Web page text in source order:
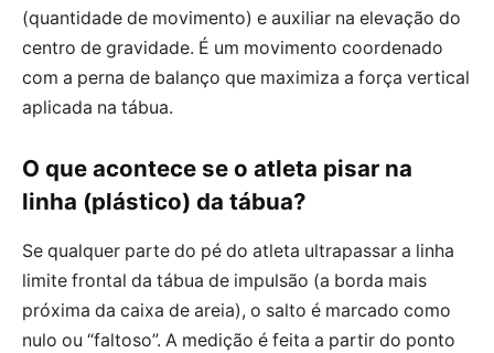
(quantidade de movimento) e auxiliar na elevação do
centro de gravidade. É um movimento coordenado
com a perna de balanço que maximiza a força vertical
aplicada na tábua.
O que acontece se o atleta pisar na
linha (plástico) da tábua?
Se qualquer parte do pé do atleta ultrapassar a linha
limite frontal da tábua de impulsão (a borda mais
próxima da caixa de areia), o salto é marcado como
nulo ou “faltoso”. A medição é feita a partir do ponto